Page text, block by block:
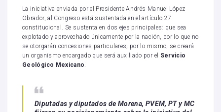
La iniciativa enviada por el Presidente Andrés Manuel López
Obrador, al Congreso está sustentada en el artículo 27
constitucional. Se sustenta en dos ejes principales: que sea
explotado y aprovechado únicamente por la nación, por lo que no
se otorgarán concesiones particulares; por lo mismo, se creará
un organismo encargado que será auxiliado por el Servicio
Geológico Mexicano.
Diputadas y diputados de Morena, PVEM, PT y MC